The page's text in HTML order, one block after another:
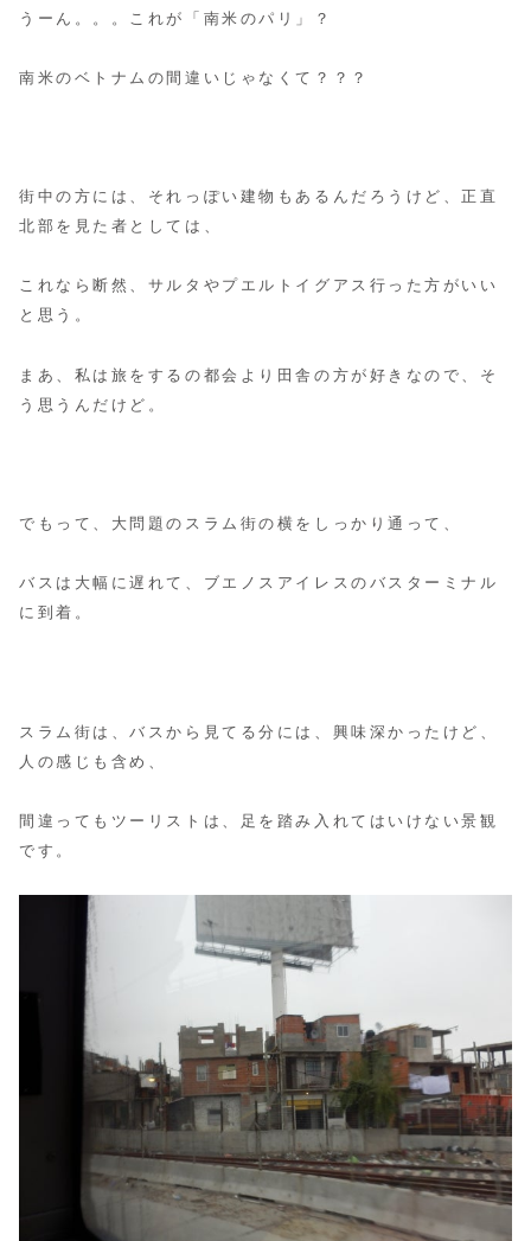
うーん。。。これが「南米のパリ」？
南米のベトナムの間違いじゃなくて？？？
街中の方には、それっぽい建物もあるんだろうけど、正直
北部を見た者としては、
これなら断然、サルタやプエルトイグアス行った方がいい
と思う。
まあ、私は旅をするの都会より田舎の方が好きなので、そ
う思うんだけど。
でもって、大問題のスラム街の横をしっかり通って、
バスは大幅に遅れて、ブエノスアイレスのバスターミナル
に到着。
スラム街は、バスから見てる分には、興味深かったけど、
人の感じも含め、
間違ってもツーリストは、足を踏み入れてはいけない景観
です。